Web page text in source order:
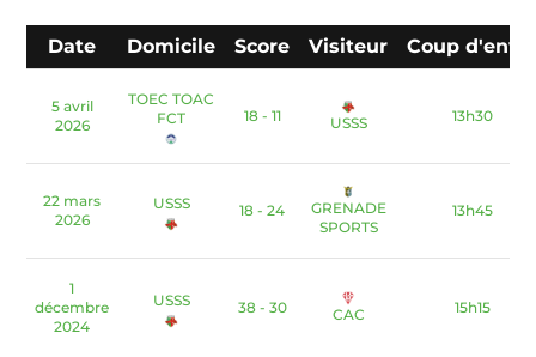
Date Domicile Score Visiteur Coup
5 avril
2026
TOEC TOAC
FCT
18 - 11 USSS 13h30
22 mars
2026
USSS 18 - 24
GRENADE
SPORTS
13h45
1
décembre
2024
USSS 38 - 30 CAC 15h15